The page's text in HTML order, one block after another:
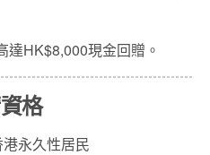
達HK$8,000現金回贈。
格
永久性居民